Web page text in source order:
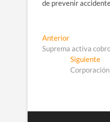
de prevenir
Navegación
de
entradas
AnteriorEntrada
anterior:
Suprema activa
Siguiente